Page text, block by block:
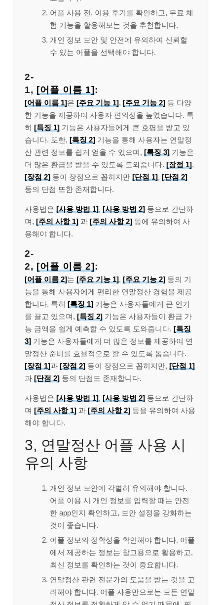
어플 사용 전, 이용 후기를 확인하고, 무료 체
험 기능을 활용해보는 것을 추천합니다.
개인 정보 보안 및 안전에 유의하여 신뢰할
수 있는 어플을 선택해야 합니다.
2-
1, [어플 이름 1] :
[어플 이름 1]은 [주요 기능 1], [주요 기능 2] 등 다양
한 기능을 제공하여 사용자 편의성을 높였습니다. 특
히 [특징 1] 기능은 사용자들에게 큰 호평을 받고 있
습니다. 또한, [특징 2] 기능을 통해 사용자는 연말정
산 관련 정보를 쉽게 얻을 수 있으며, [특징 3] 기능은
더 많은 환급을 받을 수 있도록 도와줍니다. [장점 1],
[장점 2] 등이 장점으로 꼽히지만 [단점 1], [단점 2]
등의 단점 또한 존재합니다.
사용법은 [사용 방법 1], [사용 방법 2] 등으로 간단하
며, [주의 사항 1] 과 [주의 사항 2] 등에 유의하여 사
용해야 합니다.
2-
2, [어플 이름 2] :
[어플 이름 2]는 [주요 기능 1], [주요 기능 2] 등의 기
능을 통해 사용자에게 편리한 연말정산 경험을 제공
합니다. 특히 [특징 1] 기능은 사용자들에게 큰 인기
를 끌고 있으며, [특징 2] 기능은 사용자들이 환급 가
능 금액을 쉽게 예측할 수 있도록 도와줍니다. [특징
3] 기능은 사용자들에게 더 많은 정보를 제공하여 연
말정산 준비를 효율적으로 할 수 있도록 돕습니다.
[장점 1]과 [장점 2] 등이 장점으로 꼽히지만, [단점 1]
과 [단점 2] 등의 단점도 존재합니다.
사용법은 [사용 방법 1], [사용 방법 2] 등으로 간단하
며 [주의 사항 1] 과 [주의 사항 2] 등을 유의하여 사용
해야 합니다.
3, 연말정산 어플 사용 시
유의 사항
개인 정보 보안에 각별히 유의해야 합니다.
어플 이용 시 개인 정보를 입력할 때는 안전
한 app인지 확인하고, 보안 설정을 강화하는
것이 좋습니다.
어플 정보의 정확성을 확인해야 합니다. 어플
에서 제공하는 정보는 참고용으로 활용하고,
최신 정보를 확인하는 것이 중요합니다.
연말정산 관련 전문가의 도움을 받는 것을 고
려해야 합니다. 어플 사용만으로는 모든 연말